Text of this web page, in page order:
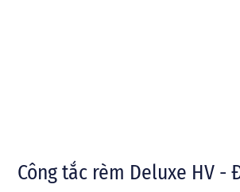
Công tắc rèm Deluxe HV -